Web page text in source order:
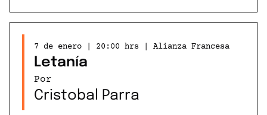
7 de enero | 20:00 hrs | Alianza Francesa
Letanía
Por
Cristobal Parra